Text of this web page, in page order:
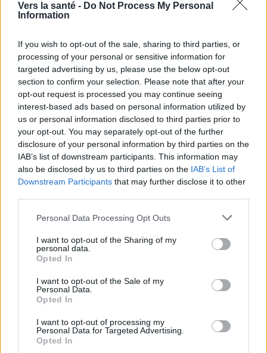
Vers la santé - Do Not Process My Personal
Information
If you wish to opt-out of the sale, sharing to third parties, or
processing of your personal or sensitive information for
targeted advertising by us, please use the below opt-out
section to confirm your selection. Please note that after your
opt-out request is processed you may continue seeing
interest-based ads based on personal information utilized by
us or personal information disclosed to third parties prior to
your opt-out. You may separately opt-out of the further
disclosure of your personal information by third parties on the
IAB’s list of downstream participants. This information may
also be disclosed by us to third parties on the IAB’s List of
Downstream Participants that may further disclose it to other
Please note that this website/app uses one or more Google
not limited to your visit or usage behaviour. You may click to
grant or deny consent to Google and its third-party tags to
use your data for below specified purposes in below Google
consent section.
Personal Data Processing Opt Outs
I want to opt-out of the Sharing of my
personal data.
Opted In
I want to opt-out of the Sale of my
Personal Data.
Opted In
I want to opt-out of processing my
Personal Data for Targeted Advertising.
Opted In
nous sur
News
Sujets Basket-ball
Disponibilité Durabilité Fonctions cérébrales